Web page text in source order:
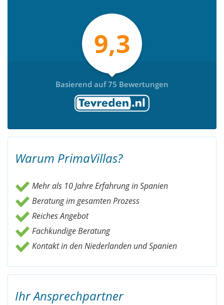
9,3
Basierend auf 75 Bewertungen
Warum PrimaVillas?
Mehr als 10 Jahre Erfahrung in Spanien
Beratung im gesamten Prozess
Reiches Angebot
Fachkundige Beratung
Kontakt in den Niederlanden und Spanien
Ihr Ansprechpartner